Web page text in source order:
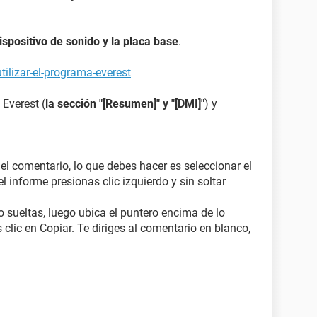
de sonido y la placa base.
el-programa-everest
(la sección "[Resumen]" y "[DMI]") y
comentario, lo que debes hacer es seleccionar el
informe presionas clic izquierdo y sin soltar
sueltas, luego ubica el puntero encima de lo
en Copiar. Te diriges al comentario en blanco,